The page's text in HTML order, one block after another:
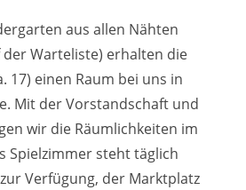
aus allen Nähten
Warteliste) erhalten die
17) einen Raum bei uns in
Mit der Vorstandschaft und
wir die Räumlichkeiten im
Spielzimmer steht täglich
Verfügung, der Marktplatz